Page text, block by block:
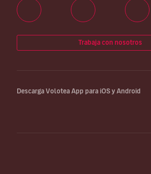
Trabaja con nosotros
Descarga Volotea App para iOS y Android